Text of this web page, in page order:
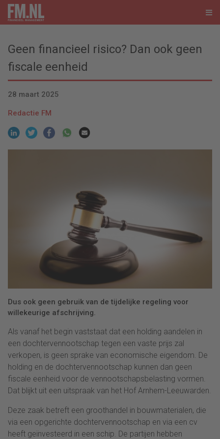
Geen financieel risico? Dan ook geen
fiscale eenheid
28 maart 2025
Redactie FM
Dus ook geen gebruik van de tijdelijke regeling voor
willekeurige afschrijving.
Als vanaf het begin vaststaat dat een holding aandelen in
een dochtervennootschap tegen een vaste prijs zal
verkopen, is geen sprake van economische eigendom. De
holding en de dochtervennootschap kunnen dan geen
fiscale eenheid voor de vennootschapsbelasting vormen.
Dat blijkt uit een uitspraak van het Hof Arnhem-Leeuwarden.
Deze zaak betreft een groothandel in bouwmaterialen, die
via een opgerichte dochtervennootschap en via een cv
heeft geïnvesteerd in een schip. De partijen hebben